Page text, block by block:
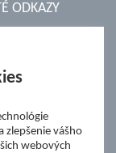
ODKAZY
s.r.o.
Podbrezová
zlepšenie vášho
webových